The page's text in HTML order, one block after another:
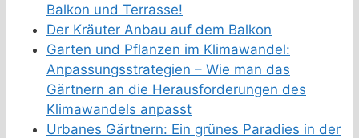
Balkon und Terrasse!
Der Kräuter Anbau auf dem Balkon
Garten und Pflanzen im Klimawandel:
Anpassungsstrategien – Wie man das
Gärtnern an die Herausforderungen des
Klimawandels anpasst
Urbanes Gärtnern: Ein grünes Paradies in der